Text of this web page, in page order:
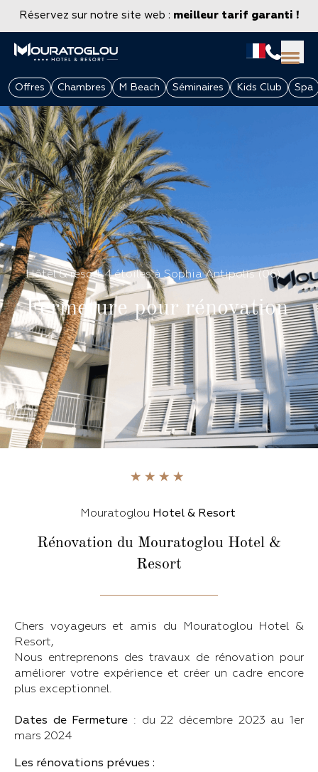
Réservez sur notre site web : meilleur tarif garanti !
GROUPES & ENTREPRISES
Offres Chambres M Beach Séminaires Kids Club Spa
Hôtel & resort 4 étoiles à Sophia Antipolis (06)
Fermeture pour rénovation
Mouratoglou Hotel & Resort
Rénovation du Mouratoglou Hotel &
Resort
Chers voyageurs et amis du Mouratoglou Hotel &
Resort,
Nous entreprenons des travaux de rénovation pour
améliorer votre expérience et créer un cadre encore
plus exceptionnel.
Dates de Fermeture : du 22 décembre 2023 au 1er
mars 2024
Les rénovations prévues :